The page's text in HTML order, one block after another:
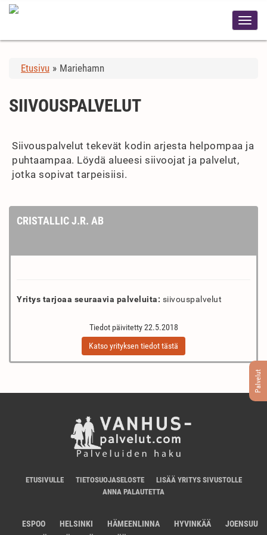
Etusivu » Mariehamn
Palvelut
SIIVOUSPALVELUT
Siivouspalvelut tekevät kodin arjesta helpompaa ja
puhtaampaa. Löydä alueesi siivoojat ja palvelut,
jotka sopivat tarpeisiisi.
CRISTALLIC J.R. AB
Yritys tarjoaa seuraavia palveluita: siivouspalvelut
Tiedot päivitetty 22.5.2018
Katso yrityksen tiedot tästä
ETUSIVULLE TIETOSUOJASELOSTE
LISÄÄ YRITYS SIVUSTOLLE
ANNA PALAUTETTA
ESPOO HELSINKI HÄMEENLINNA HYVINKÄÄ
JOENSUU